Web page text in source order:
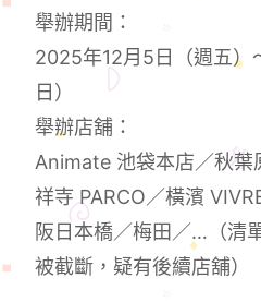
舉辦期間：
2025年12月5日（週五）
日）
舉辦店舖：
Animate 池袋本店／秋葉
祥寺 PARCO／橫濱
阪日本橋／梅田／…（清
被截斷，疑有後續店舖）